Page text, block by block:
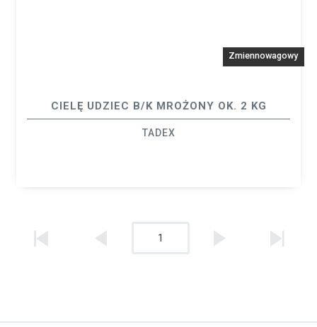
Zmiennowagowy
CIELĘ UDZIEC B/K MROŻONY OK. 2 KG
TADEX
1